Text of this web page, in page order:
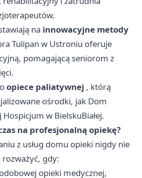
na innowacyjne metody
Tulipan w Ustroniu oferuje
pomagającą seniorom z
opiece paliatywnej , którą
ośrodki, jak Dom
Hospicjum w BielskuBiałej.
na profesjonalną opiekę?
z usług domu opieki nigdy nie
rozważyć, gdy:
opieki medycznej,